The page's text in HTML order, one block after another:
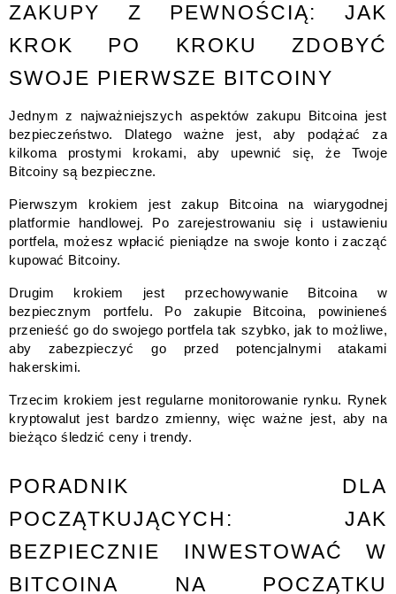
ZAKUPY Z PEWNOŚCIĄ: JAK
KROK PO KROKU ZDOBYĆ
SWOJE PIERWSZE BITCOINY
Jednym z najważniejszych aspektów zakupu Bitcoina jest
bezpieczeństwo. Dlatego ważne jest, aby podążać za
kilkoma prostymi krokami, aby upewnić się, że Twoje
Bitcoiny są bezpieczne.
Pierwszym krokiem jest zakup Bitcoina na wiarygodnej
platformie handlowej. Po zarejestrowaniu się i ustawieniu
portfela, możesz wpłacić pieniądze na swoje konto i zacząć
kupować Bitcoiny.
Drugim krokiem jest przechowywanie Bitcoina w
bezpiecznym portfelu. Po zakupie Bitcoina, powinieneś
przenieść go do swojego portfela tak szybko, jak to możliwe,
aby zabezpieczyć go przed potencjalnymi atakami
hakerskimi.
Trzecim krokiem jest regularne monitorowanie rynku. Rynek
kryptowalut jest bardzo zmienny, więc ważne jest, aby na
bieżąco śledzić ceny i trendy.
PORADNIK DLA
POCZĄTKUJĄCYCH: JAK
BEZPIECZNIE INWESTOWAĆ W
BITCOINA NA POCZĄTKU